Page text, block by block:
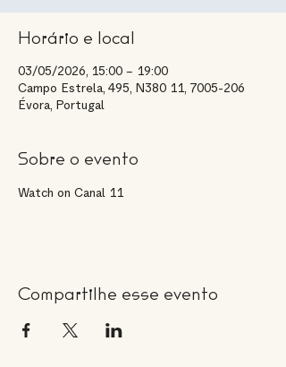
Horário e local
03/05/2026, 15:00 – 19:00
Campo Estrela, 495, N380 11, 7005-206
Évora, Portugal
Sobre o evento
Watch on Canal 11
Compartilhe esse evento